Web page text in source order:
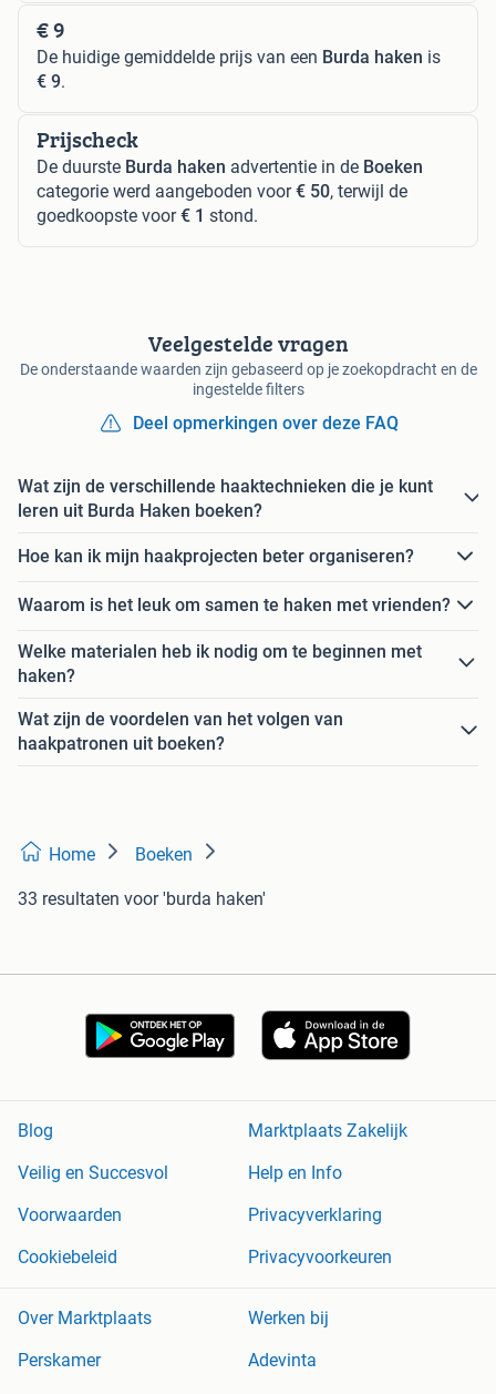
€ 9
De huidige gemiddelde prijs van een Burda haken is
€ 9.
Prijscheck
De duurste Burda haken advertentie in de Boeken
categorie werd aangeboden voor€ 50, terwijl de
goedkoopste voor€ 1 stond.
Veelgestelde vragen
De onderstaande waarden zijn gebaseerd op je zoekopdracht en de
ingestelde filters
Deel opmerkingen over deze FAQ
Wat zijn de verschillende haaktechnieken die je kunt
leren uit Burda Haken boeken?
Hoe kan ik mijn haakprojecten beter organiseren?
Waarom is het leuk om samen te haken met vrienden?
Welke materialen heb ik nodig om te beginnen met
haken?
Wat zijn de voordelen van het volgen van
haakpatronen uit boeken?
Home Boeken
33 resultaten voor 'burda haken'
Blog
Marktplaats Zakelijk
Veilig en Succesvol
Help en Info
Voorwaarden
Privacyverklaring
Cookiebeleid
Privacyvoorkeuren
Over Marktplaats
Werken bij
Perskamer
Adevinta